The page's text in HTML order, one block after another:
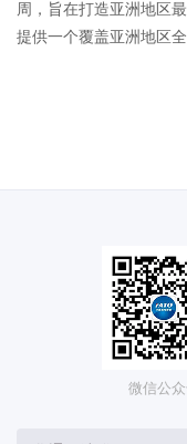
周，旨在打造亚洲地区
提供一个覆盖亚洲地区
微信公